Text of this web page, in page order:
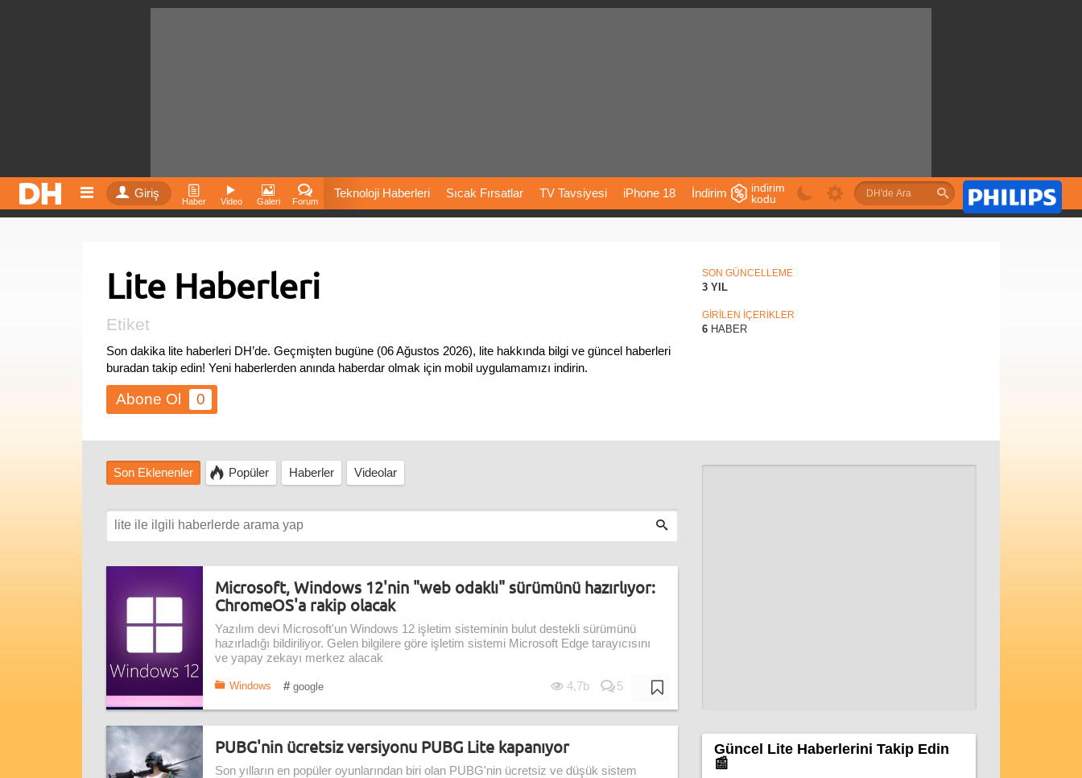
Giriş
Haber Video Galeri Forum
Teknoloji Haberleri Sıcak Fırsatlar TV Tavsiyesi iPhone 18 İndirim
Önerileri
indirim
kodu
Lite Haberleri
Etiket
Son dakika lite haberleri DH’de. Geçmişten bugüne (06 Ağustos 2026), lite hakkında bilgi ve güncel haberleri
buradan takip edin! Yeni haberlerden anında haberdar olmak için mobil uygulamamızı indirin.
0
SON GÜNCELLEME
3 YIL
GİRİLEN İÇERİKLER
6 HABER
Son Eklenenler Popüler Haberler Videolar
Microsoft, Windows 12'nin "web odaklı" sürümünü hazırlıyor:
ChromeOS'a rakip olacak
Yazılım devi Microsoft'un Windows 12 işletim sisteminin bulut destekli sürümünü
hazırladığı bildiriliyor. Gelen bilgilere göre işletim sistemi Microsoft Edge tarayıcısını
ve yapay zekayı merkez alacak
Windows # google 4,7b 5
PUBG'nin ücretsiz versiyonu PUBG Lite kapanıyor
Son yılların en popüler oyunlarından biri olan PUBG'nin ücretsiz ve düşük sistem
Güncel Lite Haberlerini Takip Edin
📰